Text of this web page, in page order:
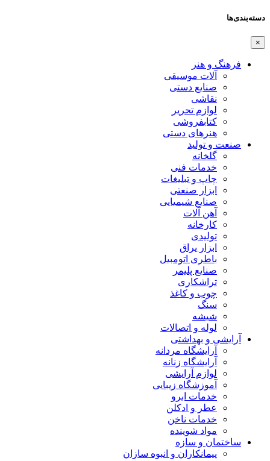
دسته‌بندی‌ها
×
فرهنگ و هنر
آلات موسیقی
صنایع دستی
نقاشی
لوازم تحریر
کتابفروشی
هنرهای دستی
صنعت و تولید
گلخانه
خدمات فنی
چاپ و تبلیغات
ابزار صنعتی
صنایع شیمیایی
آهن آلات
کارخانه
تولیدی
ابزار یراق
باطری اتومبیل
صنایع پلیمر
تراشکاری
چوب و کاغذ
سنگ
شیشه
لوله و اتصالات
آرایشی و بهداشتی
آرایشگاه مردانه
آرایشگاه زنانه
لوازم آرایشی
آموزشگاه زیبایی
خدمات ابرو
عطر و ادکلن
خدمات ناخن
مواد شوینده
ساختمان و سازه
پیمانکاران و انبوه سازان